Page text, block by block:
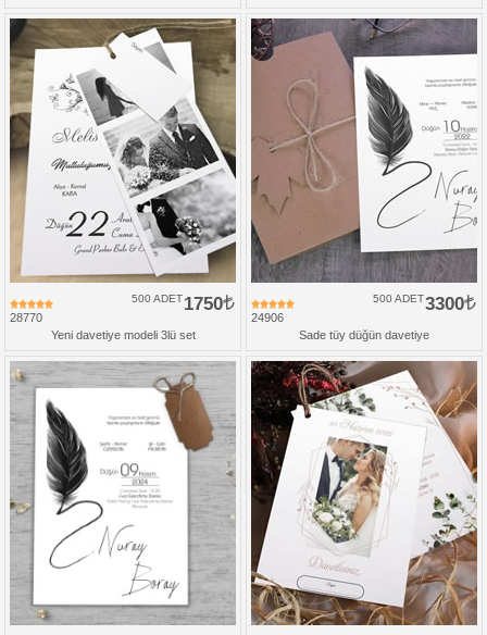
28770
1750
500 ADET
Yeni davetiye modeli 3lü set
24906
3300
500 ADET
Sade tüy düğün davetiye